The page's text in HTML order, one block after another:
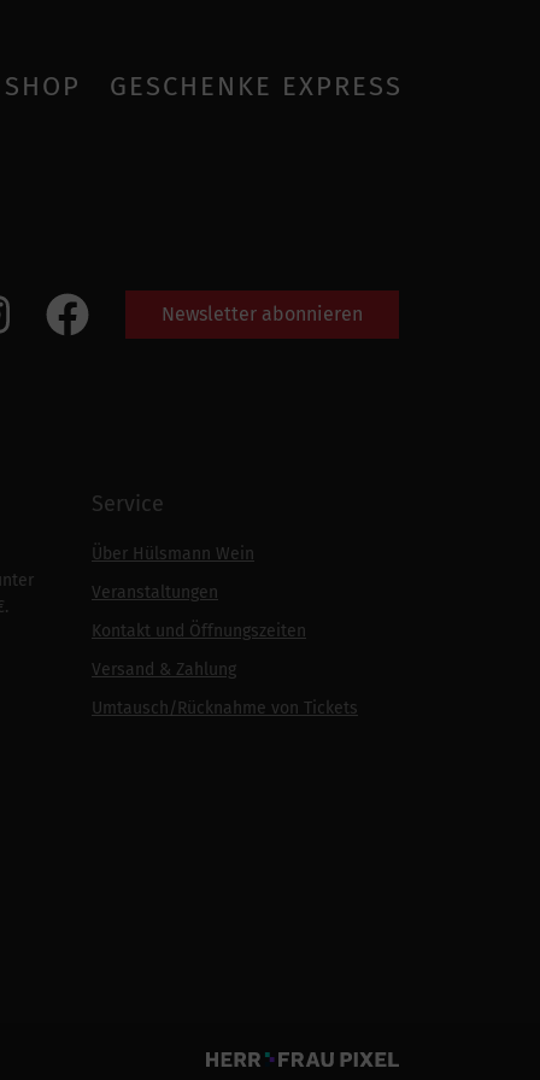
SHOP GESCHENKE EXPRESS
Newsletter abonnieren
Service
Über Hülsmann Wein
Veranstaltungen
Kontakt und Öffnungszeiten
Versand & Zahlung
Umtausch/Rücknahme von Tickets